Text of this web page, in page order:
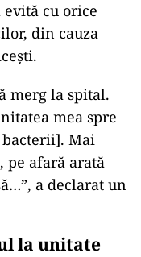
cu orice
din cauza
merg la spital.
mea spre
Mai
pe afară arată
a declarat un
la unitate